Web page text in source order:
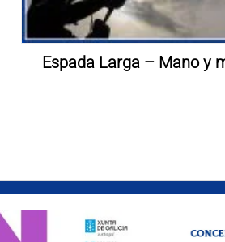
Espada Larga – Mano y